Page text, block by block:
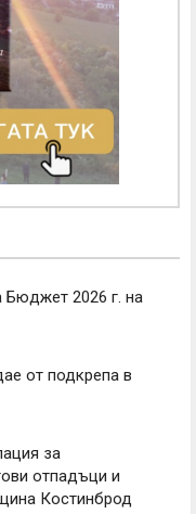
2026 г. на
от подкрепа в
за
отпадъци и
Костинброд